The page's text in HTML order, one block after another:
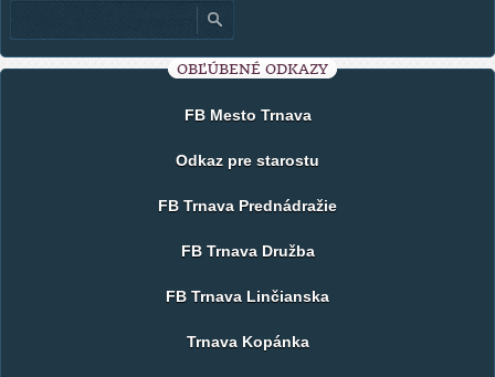
OBĽÚBENÉ ODKAZY
FB Mesto Trnava
Odkaz pre starostu
FB Trnava Prednádražie
FB Trnava Družba
FB Trnava Linčianska
Trnava Kopánka